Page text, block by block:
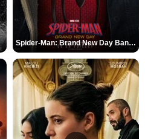
Spider-Man: Brand New Day Bande-annonce VO STFR